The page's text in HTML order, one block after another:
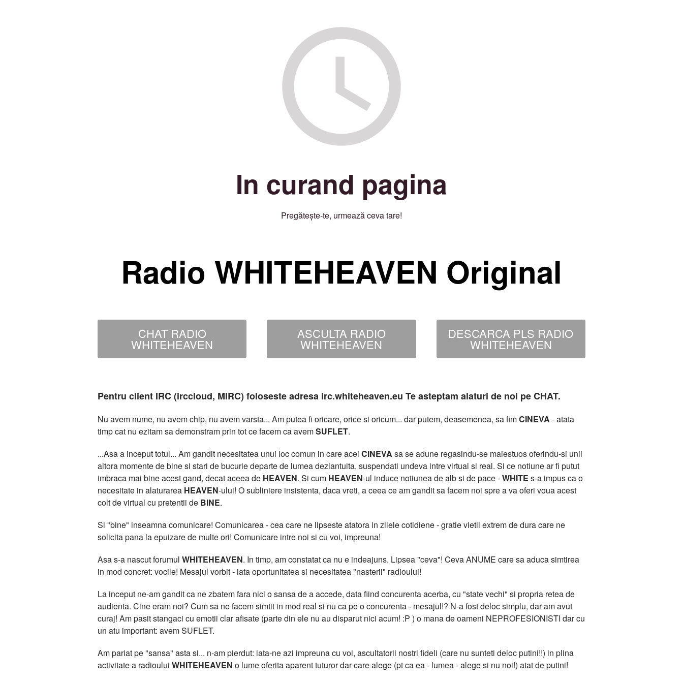
In curand pagina
Pregătește-te, urmează ceva tare!
Radio WHITEHEAVEN Original
CHAT RADIO
WHITEHEAVEN
ASCULTA RADIO
WHITEHEAVEN
DESCARCA PLS RADIO
WHITEHEAVEN
Pentru client IRC (irccloud, MIRC) foloseste adresa irc.whiteheaven.eu Te asteptam alaturi de noi pe CHAT.
Nu avem nume, nu avem chip, nu avem varsta... Am putea fi oricare, orice si oricum... dar putem, deasemenea, sa fimCINEVA - atata
timp cat nu ezitam sa demonstram prin tot ce facem ca avemSUFLET.
...Asa a inceput totul... Am gandit necesitatea unui loc comun in care acei CINEVA sa se adune regasindu-se maiestuos oferindu-si unii
altora momente de bine si stari de bucurie departe de lumea dezlantuita, suspendati undeva intre virtual si real. Si ce notiune ar fi putut
imbraca mai bine acest gand, decat aceea de HEAVEN. Si cum HEAVEN-ul induce notiunea de alb si de pace -WHITE s-a impus ca o
necesitate in alaturarea HEAVEN-ului! O subliniere insistenta, daca vreti, a ceea ce am gandit sa facem noi spre a va oferi voua acest
colt de virtual cu pretentii de BINE.
Si "bine" inseamna comunicare! Comunicarea - cea care ne lipseste atatora in zilele cotidiene - gratie vietii extrem de dura care ne
solicita pana la epuizare de multe ori! Comunicare intre noi si cu voi, impreuna!
Asa s-a nascut forumul WHITEHEAVEN. In timp, am constatat ca nu e indeajuns. Lipsea "ceva"! Ceva ANUME care sa aduca simtirea
in mod concret: vocile! Mesajul vorbit - iata oportunitatea si necesitatea "nasterii" radioului!
La inceput ne-am gandit ca ne zbatem fara nici o sansa de a accede, data fiind concurenta acerba, cu "state vechi" si propria retea de
audienta. Cine eram noi? Cum sa ne facem simtit in mod real si nu ca pe o concurenta - mesajul!? N-a fost deloc simplu, dar am avut
curaj! Am pasit stangaci cu emotii clar afisate (parte din ele nu au disparut nici acum! :P ) o mana de oameni NEPROFESIONISTI dar cu
un atu important: avem SUFLET.
Am pariat pe "sansa" asta si... n-am pierdut: iata-ne azi impreuna cu voi, ascultatorii nostri fideli (care nu sunteti deloc putini!!) in plina
activitate a radioului WHITEHEAVEN o lume oferita aparent tuturor dar care alege (pt ca ea - lumea - alege si nu noi!) atat de putini!